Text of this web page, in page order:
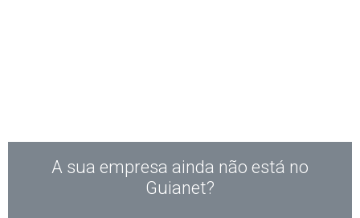
A sua empresa ainda não está no
Guianet?